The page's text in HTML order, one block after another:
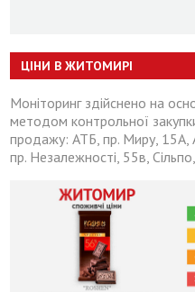
ЦІНИ В ЖИТОМИРІ
Моніторинг здійснено на
методом контрольної
продажу: АТБ, пр. Миру, 15А,
пр. Незалежності, 55в,